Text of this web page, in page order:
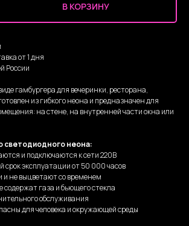
В КОРЗИНУ
от 1 дня
России
гамбургера для вечеринки, ресторана,
из гибкого неона и предназначен для
на стене, на внутренней части окна или
светодиодного неона:
и подключаются к сети 220В
эксплуатации от 50 000 часов
и не выцветают со временем
содержат газа и бьющего стекла
обслуживания
для человека и окружающей среды